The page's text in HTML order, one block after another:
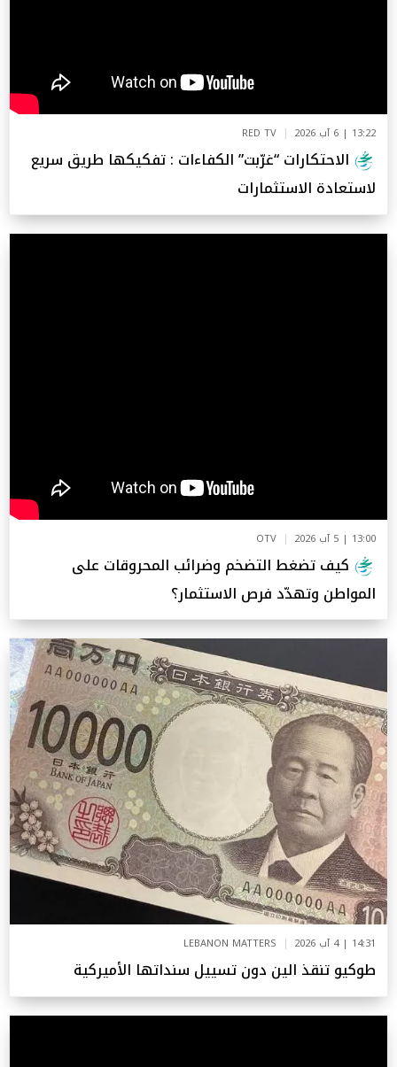
13:22 | 6 آب 2026 RED TV
الاحتكارات “غرّبت” الكفاءات : تفكيكها طريق سريع
لاستعادة الاستثمارات
13:00 | 5 آب 2026 OTV
كيف تضغط التضخم وضرائب المحروقات على
المواطن وتهدّد فرص الاستثمار؟
14:31 | 4 آب 2026 LEBANON MATTERS
طوكيو تنقذ الين دون تسييل سنداتها الأميركية